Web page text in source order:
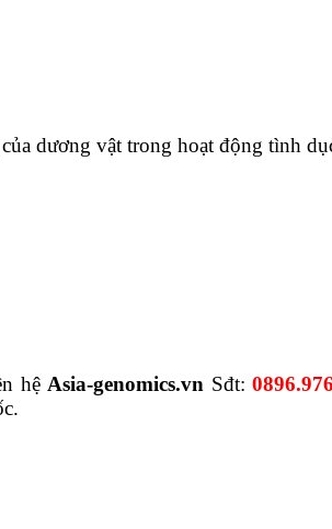
dương vật trong hoạt động tình
hệ Asia-genomics.vn Sđt: